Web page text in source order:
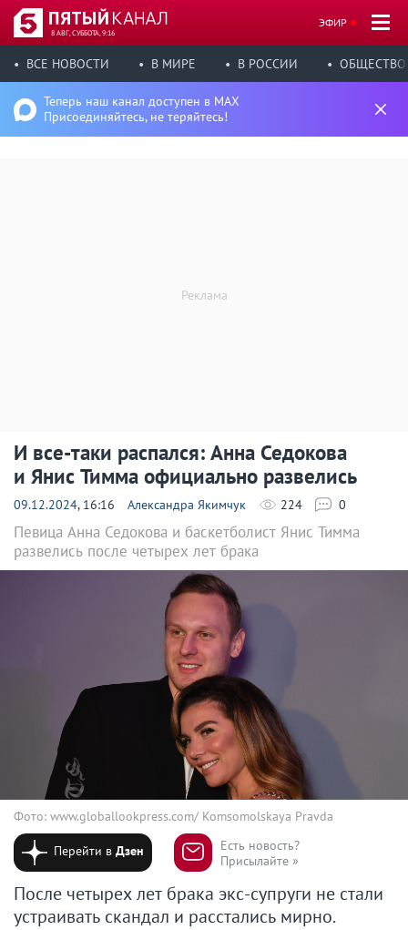
8 АВГ, СУББОТА, 9:16
ЭФИР
ВСЕ НОВОСТИ В МИРЕ В РОССИИ ОБЩЕСТВО
Теперь наш канал доступен в MAX
Присоединяйтесь, не теряйтесь!
И все-таки распался: Анна Седокова
и Янис Тимма официально развелись
09.12.2024, 16:16 Александра Якимчук 224 0
Певица Анна Седокова и баскетболист Янис Тимма
развелись после четырех лет брака
Фото: www.globallookpress.com/ Komsomolskaya Pravda
Перейти вДзен
Есть новость?
Присылайте »
После четырех лет брака экс-супруги не стали
устраивать скандал и расстались мирно.